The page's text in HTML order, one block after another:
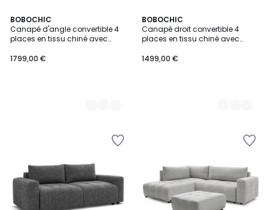
BOBOCHIC
Canapé d'angle convertible 4
places en tissu chiné avec
1799,00 €
2
Couleurs
BOBOCHIC
Canapé droit convertible 4
places en tissu chiné avec
1499,00 €
2
Couleurs